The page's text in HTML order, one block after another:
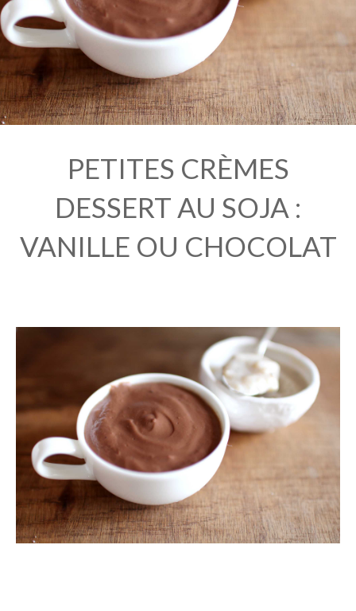
PETITES CRÈMES
DESSERT AU SOJA :
VANILLE OU CHOCOLAT